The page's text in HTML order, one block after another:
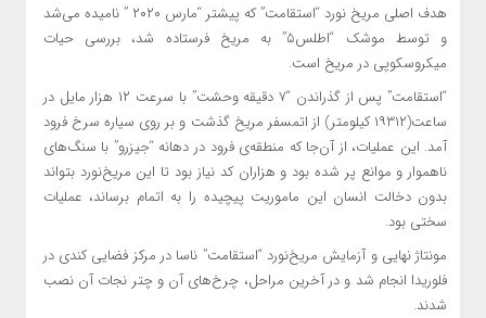
هدف اصلی مریخ نورد “استقامت” که پیشتر “مارس ۲۰۲۰ ” نامیده می‌شد
و توسط موشک “اطلس۵” به مریخ فرستاده شد، بررسی حیات
میکروسکوپی در مریخ است.
“استقامت” پس از گذراندن “۷ دقیقه وحشت” با سرعت ۱۲ هزار مایل در
ساعت(۱۹۳۱۲ کیلومتر) از اتمسفر مریخ گذشت و بر روی سیاره سرخ فرود
آمد. این عملیات، از آن‌جا که منطقه‌ی فرود در دهانه “جیزرو” با سنگ‌های
ناهموار و موانع پر شده بود و هزاران کد نیاز بود تا این مریخ‌نورد بتواند
بدون دخالت انسان این ماموریت پیچیده را به اتمام برساند، عملیات
سختی بود.
مونتاژ نهایی و آزمایش مریخ‌نورد “استقامت” ناسا در مرکز فضایی کندی در
فلوریدا انجام شد و در آخرین مراحل، چرخ‌های آن و چتر نجات آن نصب
شدند.